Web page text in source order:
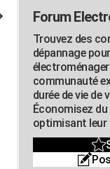
Forum
Trouvez des
dépannage
communauté
durée de vie de
Économisez
optimisant